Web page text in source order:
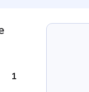
1